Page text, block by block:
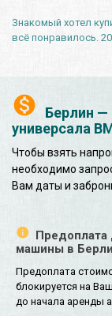
Берлин —
универсала
Чтобы взять
необходимо
Вам даты и
Предоплата
машины в
Предоплата
блокируется на
до начала аренды
Знакомый хотел
всё понравилось.